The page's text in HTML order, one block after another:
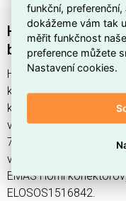
Horní
bokem M32, se
Horní konektorový kryt
kategoriích
konektory, Kryty,
výrobce Wieland, EAN
70.353.2435.2. Horní
vyústění bokem M32,
EMAS Horní
ELOSOS1516842.
funkční,
dokážeme vám tak
měřit funkčnost
preference můžete
Nastavení cookies.